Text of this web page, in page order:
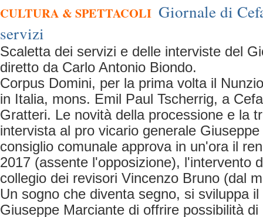
CULTURA & SPETTACOLI Giornale di
servizi
Scaletta dei servizi e delle interviste del
diretto da Carlo Antonio Biondo.
Corpus Domini, per la prima volta il
in Italia, mons. Emil Paul Tscherrig, a
Gratteri. Le novità della processione e la
intervista al pro vicario generale
consiglio comunale approva in un'ora il
2017 (assente l'opposizione), l'intervento
collegio dei revisori Vincenzo Bruno (dal
Un sogno che diventa segno, si sviluppa
Giuseppe Marciante di offrire possibilità